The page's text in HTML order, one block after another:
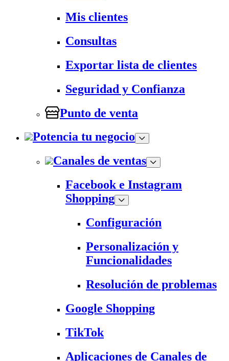
Mis clientes
Consultas
Exportar lista de clientes
Seguridad y Confianza
Punto de venta
Potencia tu negocio
Canales de ventas
Facebook e Instagram
Shopping
Configuración
Personalización y
Funcionalidades
Resolución de problemas
Google Shopping
TikTok
Aplicaciones de Canales de